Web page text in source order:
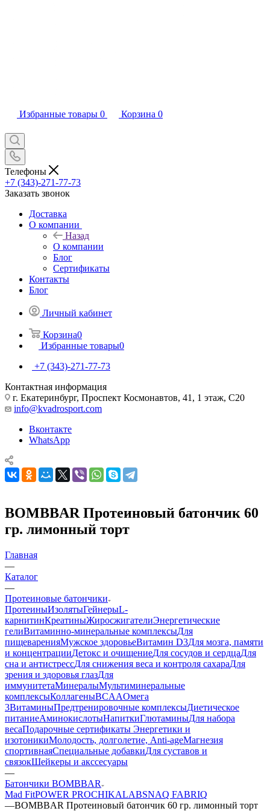
Избранные товары 0 Корзина 0
Телефоны
+7 (343)-271-77-73
Заказать звонок
Доставка
О компании
Назад
О компании
Блог
Сертификаты
Контакты
Блог
Личный кабинет
Корзина0
Избранные товары0
+7 (343)-271-77-73
Контактная информация
г. Екатеринбург, Проспект Космонавтов, 41, 1 этаж, С20
info@kvadrosport.com
Вконтакте
WhatsApp
BOMBBAR Протеиновый батончик 60
гр. лимонный торт
Главная
—
Каталог
—
Протеиновые батончики
ПротеиныИзолятыГейнерыL-
карнитинКреатиныЖиросжигателиЭнергетические
гелиВитаминно-минеральные комплексыДля
пищеваренияМужское здоровьеВитамин D3Для мозга, памяти
и концентрацииДетокс и очищениеДля сосудов и сердцаДля
сна и антистрессДля снижения веса и контроля сахараДля
зрения и здоровья глазДля
иммунитетаМинералыМультиминеральные
комплексыКоллагеныBCAAОмега
3ВитаминыПредтренировочные комплексыДиетическое
питаниеАминокислотыНапиткиГлютаминыДля набора
весаПодарочные сертификаты Энергетики и
изотоникиМолодость, долголетие, Anti-ageМагнезия
спортивнаяСпециальные добавкиДля суставов и
связокШейкеры и акссесуары
—
Батончики BOMBBAR
Mad FitPOWER PROCHIKALABSNAQ FABRIQ
—BOMBBAR Протеиновый батончик 60 гр. лимонный торт